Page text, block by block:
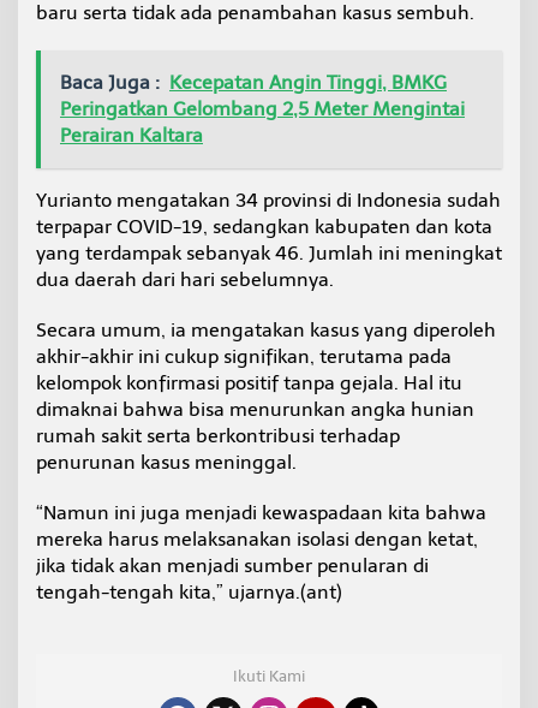
baru serta tidak ada penambahan kasus sembuh.
Baca Juga : Kecepatan Angin Tinggi, BMKG
Peringatkan Gelombang 2,5 Meter Mengintai
Perairan Kaltara
Yurianto mengatakan 34 provinsi di Indonesia sudah
terpapar COVID-19, sedangkan kabupaten dan kota
yang terdampak sebanyak 46. Jumlah ini meningkat
dua daerah dari hari sebelumnya.
Secara umum, ia mengatakan kasus yang diperoleh
akhir-akhir ini cukup signifikan, terutama pada
kelompok konfirmasi positif tanpa gejala. Hal itu
dimaknai bahwa bisa menurunkan angka hunian
rumah sakit serta berkontribusi terhadap
penurunan kasus meninggal.
“Namun ini juga menjadi kewaspadaan kita bahwa
mereka harus melaksanakan isolasi dengan ketat,
jika tidak akan menjadi sumber penularan di
tengah-tengah kita,” ujarnya.(ant)
Ikuti Kami